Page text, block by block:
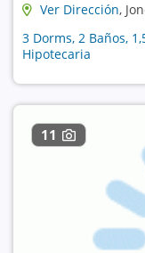
Ver Dirección,
3 Dorms, 2 Baños,
Hipotecaria
11